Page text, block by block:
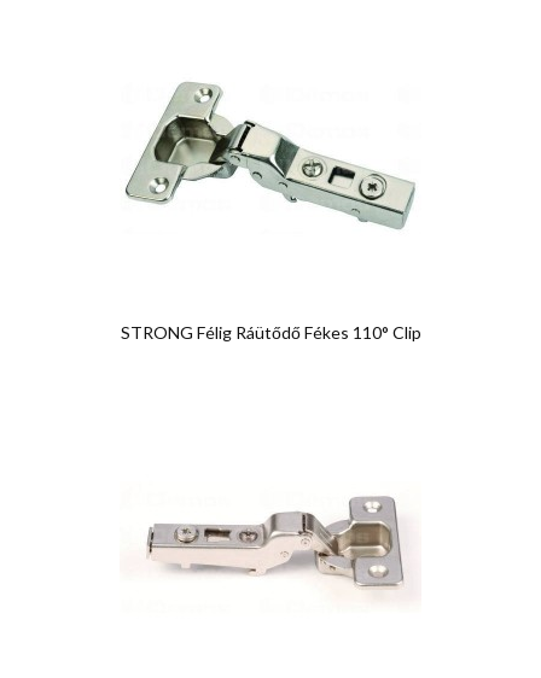
STRONG Félig Ráütődő Fékes 110° Clip